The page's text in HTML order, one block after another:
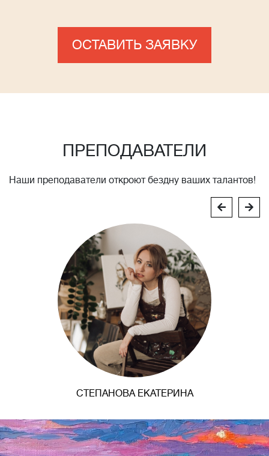
ОСТАВИТЬ ЗАЯВКУ
ПРЕПОДАВАТЕЛИ
Наши преподаватели откроют бездну ваших талантов!
СТЕПАНОВА ЕКАТЕРИНА